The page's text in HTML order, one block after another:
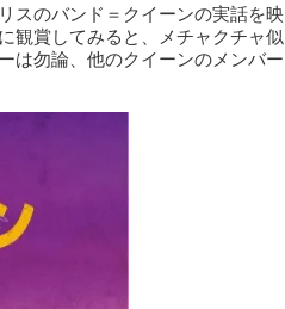
スのバンド＝クイーンの実話を映
観賞してみると、メチャクチャ似
は勿論、他のクイーンのメンバー